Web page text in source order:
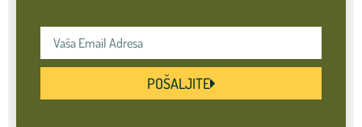
POŠALJITE